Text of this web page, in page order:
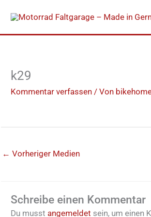
Inhalt
springen
k29
Kommentar verfassen / Von
← Vorheriger Medien
Schreibe einen Kommentar
Du musst angemeldet sein, um einen